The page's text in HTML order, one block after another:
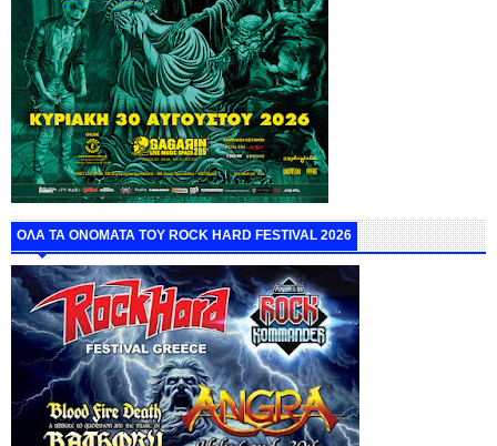
ΟΛΑ ΤΑ ΟΝΟΜΑΤΑ ΤΟΥ ROCK HARD FESTIVAL 2026